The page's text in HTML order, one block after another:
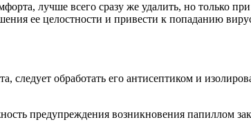
лучше всего сразу же удалить, но только
ее целостности и привести к попаданию
следует обработать его антисептиком и
предупреждения возникновения папиллом